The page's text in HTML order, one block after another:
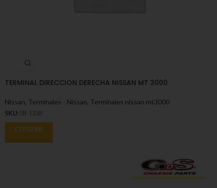
TERMINAL DIRECCION DERECHA NISSAN MT 3000
Nissan Terminales - Nissan Terminales nissan mt3000
SKU: 08-1338
COTIZAR